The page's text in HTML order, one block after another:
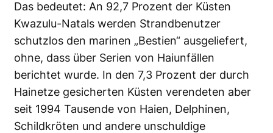
Das bedeutet: An 92,7 Prozent der Küsten
Kwazulu-Natals werden Strandbenutzer
schutzlos den marinen „Bestien“ ausgeliefert,
ohne, dass über Serien von Haiunfällen
berichtet wurde. In den 7,3 Prozent der durch
Hainetze gesicherten Küsten verendeten aber
seit 1994 Tausende von Haien, Delphinen,
Schildkröten und andere unschuldige